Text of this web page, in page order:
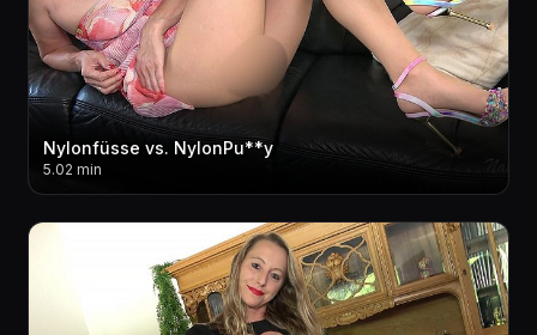
Nylonfüsse vs. NylonPu**y
5.02 min